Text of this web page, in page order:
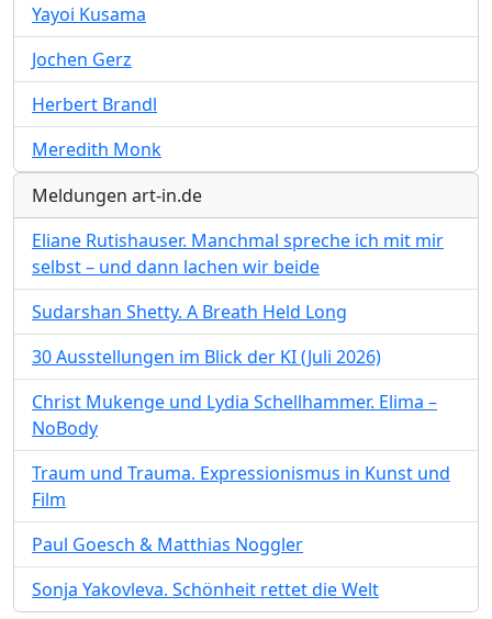
Yayoi Kusama
Jochen Gerz
Herbert Brandl
Meredith Monk
Meldungen art-in.de
Eliane Rutishauser. Manchmal spreche ich mit mir
selbst – und dann lachen wir beide
Sudarshan Shetty. A Breath Held Long
30 Ausstellungen im Blick der KI (Juli 2026)
Christ Mukenge und Lydia Schellhammer. Elima –
NoBody
Traum und Trauma. Expressionismus in Kunst und
Film
Paul Goesch & Matthias Noggler
Sonja Yakovleva. Schönheit rettet die Welt